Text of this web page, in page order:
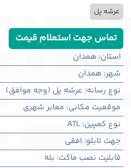
عرشه پل
تماس جهت استعلام قیمت
استان: همدان
شهر: همدان
نوع رسانه: عرشه پل (وجه موافق)
موقعیت مکانی: معابر شهری
نوع کمپین:
ATL
جهت تابلو: افقی
قابلیت نصب ماکت: بله